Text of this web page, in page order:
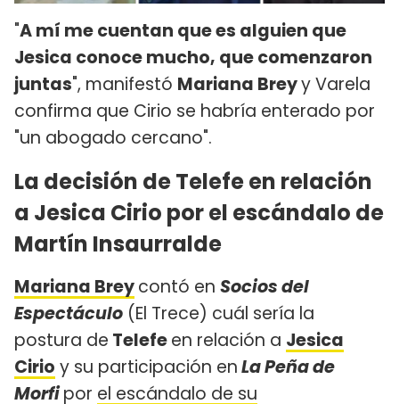
"A mí me cuentan que es alguien que
Jesica conoce mucho, que comenzaron
juntas", manifestó Mariana Breyy Varela
confirma que Cirio se habría enterado por
"un abogado cercano".
La decisión de Telefe en relación
a Jesica Cirio por el escándalo de
Martín Insaurralde
Mariana Breycontó en Socios del
Espectáculo (El Trece) cuál sería la
postura de Telefeen relación a Jesica
Cirio y su participación enLa Peña de
Morfipor el escándalo de su